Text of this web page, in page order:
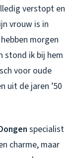
verstopt en
vrouw is in
morgen
stond ik bij hem
voor oude
uit de jaren ’50
specialist
charme, maar